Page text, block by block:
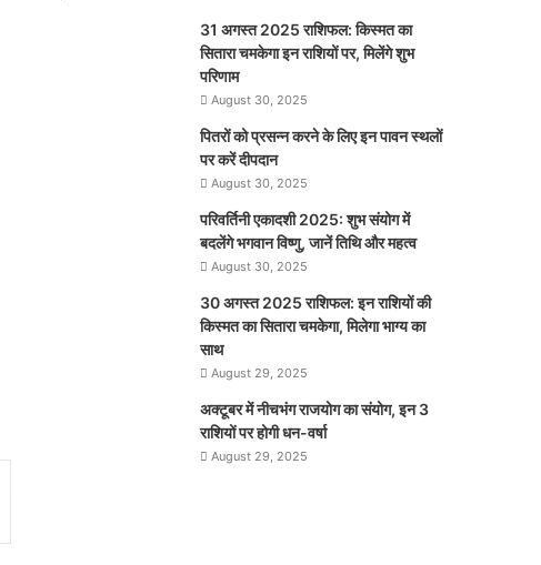
31 अगस्त 2025 राशिफल: किस्मत का
सितारा चमकेगा इन राशियों पर, मिलेंगे शुभ
परिणाम
August 30, 2025
पितरों को प्रसन्न करने के लिए इन पावन स्थलों
पर करें दीपदान
August 30, 2025
परिवर्तिनी एकादशी 2025: शुभ संयोग में
बदलेंगे भगवान विष्णु, जानें तिथि और महत्व
August 30, 2025
30 अगस्त 2025 राशिफल: इन राशियों की
किस्मत का सितारा चमकेगा, मिलेगा भाग्य का
साथ
August 29, 2025
अक्टूबर में नीचभंग राजयोग का संयोग, इन 3
राशियों पर होगी धन-वर्षा
August 29, 2025